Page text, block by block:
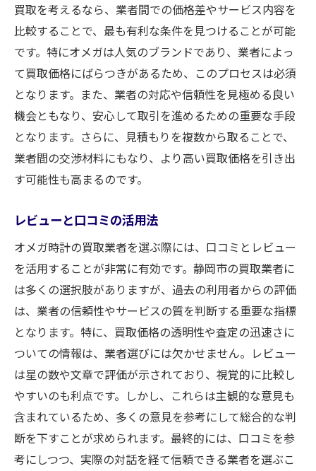
買取を考えるなら、業者間での価格差やサービス内容を
比較することで、最も有利な条件を見つけることが可能
です。特にオメガは人気のブランドであり、業者によっ
て買取価格にばらつきがあるため、このプロセスは必須
となります。また、業者の対応や信頼性を見極める良い
機会ともなり、安心して取引を進めるための重要な手段
となります。さらに、見積もりを複数から取ることで、
業者間の交渉材料にもなり、より高い買取価格を引き出
す可能性も高まるのです。
レビューと口コミの活用法
オメガ時計の買取業者を選ぶ際には、口コミとレビュー
を活用することが非常に有効です。静岡市の買取業者に
は多くの選択肢がありますが、過去の利用者からの評価
は、業者の信頼性やサービスの質を判断する重要な指標
となります。特に、買取価格の透明性や査定の迅速さに
ついての情報は、業者選びには欠かせません。レビュー
は星の数や文章で評価が示されており、視覚的に比較し
やすいのも利点です。しかし、これらは主観的な意見も
含まれているため、多くの意見を参考にして総合的な判
断を下すことが求められます。最終的には、口コミを参
考にしつつ、実際の対話を経て信頼できる業者を選ぶこ